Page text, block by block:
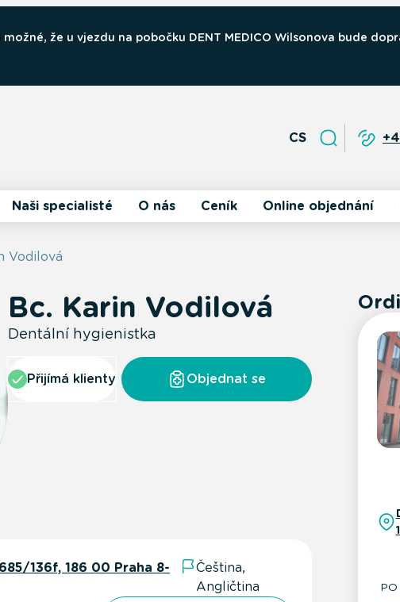
že u vjezdu na pobočku DENT MEDICO Wilsonova bude
CS
Naši specialisté O nás Ceník Online objednání
Vodilová
Bc. Karin Vodilová
Dentální hygienistka
Přijímá klienty Objednat se
136f, 186 00 Praha 8-
Čeština,
Angličtina